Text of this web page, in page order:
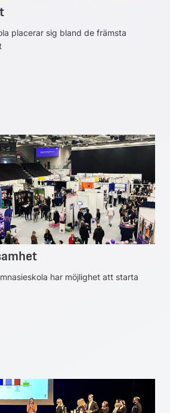
placerar sig bland de främsta
har möjlighet att starta